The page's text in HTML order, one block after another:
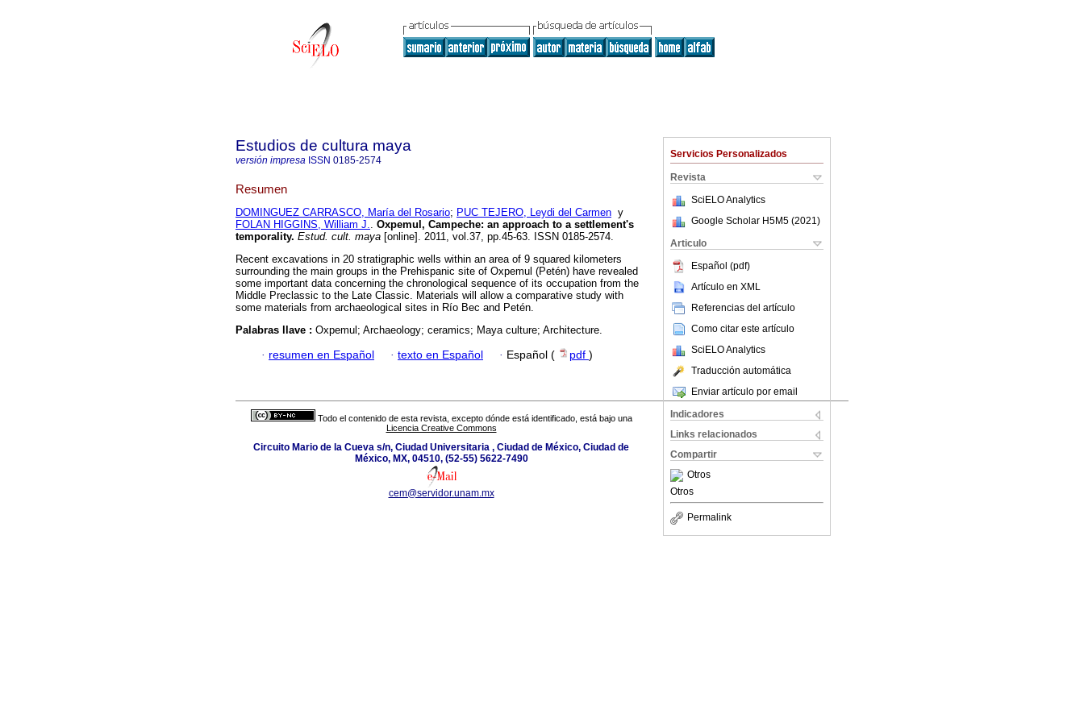
Servicios Personalizados
Revista
SciELO Analytics
Google Scholar H5M5 (2021 )
Articulo
Español (pdf)
Artículo en XML
Referencias del artículo
Como citar este artículo
SciELO Analytics
Traducción automática
Enviar artículo por email
Indicadores
Links relacionados
Compartir
Otros
Otros
Permalink
Estudios de cultura maya
versión impresa ISSN 0185-2574
Resumen
DOMINGUEZ CARRASCO, María del Rosario; PUC TEJERO, Leydi del Carmen y
FOLAN HIGGINS, William J.. Oxpemul, Campeche: an approach to a settlement's
temporality. Estud. cult. maya [online]. 2011, vol.37, pp.45-63. ISSN 0185-2574.
Recent excavations in 20 stratigraphic wells within an area of 9 squared kilometers
surrounding the main groups in the Prehispanic site of Oxpemul (Petén) have revealed
some important data concerning the chronological sequence of its occupation from the
Middle Preclassic to the Late Classic. Materials will allow a comparative study with
some materials from archaeological sites in Río Bec and Petén.
Palabras llave : Oxpemul; Archaeology; ceramics; Maya culture; Architecture.
· resumen en Español · texto en Español · Español ( pdf )
Todo el contenido de esta revista, excepto dónde está identificado, está bajo una
Licencia Creative Commons
Circuito Mario de la Cueva s/n, Ciudad Universitaria , Ciudad de México, Ciudad de
México, MX, 04510, (52-55) 5622-7490
cem@servidor.unam.mx